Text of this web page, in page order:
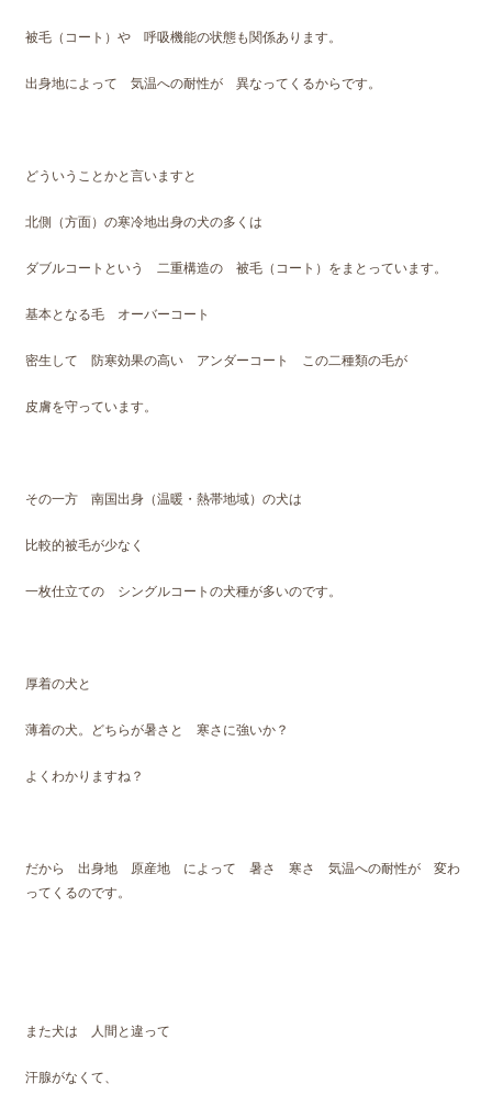
被毛（コート）や 呼吸機能の状態も関係あります。
出身地によって 気温への耐性が 異なってくるからです。
どういうことかと言いますと
北側（方面）の寒冷地出身の犬の多くは
ダブルコートという 二重構造の 被毛（コート）をまとっています。
基本となる毛 オーバーコート
密生して 防寒効果の高い アンダーコート この二種類の毛が
皮膚を守っています。
その一方 南国出身（温暖・熱帯地域）の犬は
比較的被毛が少なく
一枚仕立ての シングルコートの犬種が多いのです。
厚着の犬と
薄着の犬。どちらが暑さと 寒さに強いか？
よくわかりますね？
だから 出身地 原産地 によって 暑さ 寒さ 気温への耐性が 変わ
ってくるのです。
また犬は 人間と違って
汗腺がなくて、